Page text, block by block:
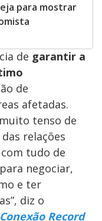
para mostrar
de garantir a
de
afetadas.
tenso de
relações
tudo de
negociar,
e ter
diz o
Conexão Record